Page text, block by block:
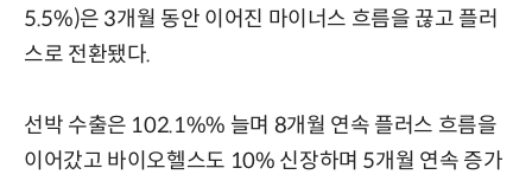
5.5%)은 3개월 동안 이어진 마이너스 흐름을 끊고 플러
스로 전환됐다.
선박 수출은 102.1%% 늘며 8개월 연속 플러스 흐름을
이어갔고 바이오헬스도 10% 신장하며 5개월 연속 증가